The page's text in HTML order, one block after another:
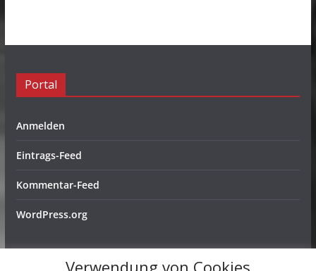
Portal
Anmelden
Eintrags-Feed
Kommentar-Feed
WordPress.org